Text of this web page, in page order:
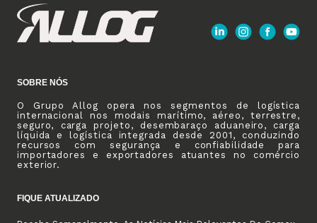
SOBRE NÓS
O Grupo Allog opera nos segmentos de logística
internacional nos modais marítimo, aéreo, terrestre,
seguro, carga projeto, desembaraço aduaneiro, carga
líquida e logística integrada desde 2001, conduzindo
recursos com segurança e confiabilidade para
importadores e exportadores atuantes no comércio
exterior.
FIQUE ATUALIZADO